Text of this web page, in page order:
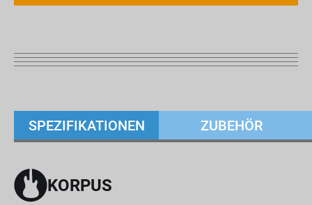
SPEZIFIKATIONEN ZUBEHÖR
KORPUS